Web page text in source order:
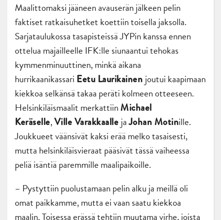
Maalittomaksi jääneen avauserän jälkeen pelin
faktiset ratkaisuhetket koettiin toisella jaksolla.
Sarjataulukossa tasapisteissä JYPin kanssa ennen
ottelua majailleelle IFK:lle siunaantui tehokas
kymmenminuuttinen, minkä aikana
hurrikaanikassari Eetu Laurikainen joutui kaapimaan
kiekkoa selkänsä takaa peräti kolmeen otteeseen.
Helsinkiläismaalit merkattiinMichael
Keräselle,Ville Varakkaalle jaJohan Motinille.
Joukkueet väänsivät kaksi erää melko tasaisesti,
mutta helsinkiläisvieraat pääsivät tässä vaiheessa
peliä isäntiä paremmille maalipaikoille.
– Pystyttiin puolustamaan pelin alku ja meillä oli
omat paikkamme, mutta ei vaan saatu kiekkoa
maalin. Toisessa erässä tehtiin muutama virhe, joista